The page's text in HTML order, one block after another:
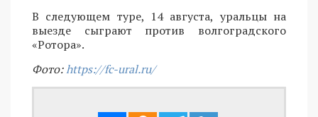
В следующем туре, 14 августа, уральцы на
выезде сыграют против волгоградского
«Ротора».
Фото:https://fc-ural.ru/